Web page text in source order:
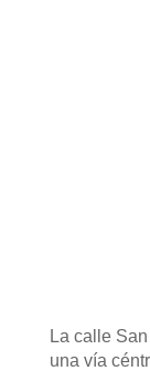
La calle
una vía